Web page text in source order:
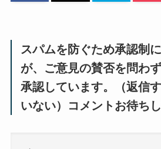
スパムを防ぐため承認制
が、ご意見の賛否を問わ
承認しています。（返信
いない）コメントお待ち